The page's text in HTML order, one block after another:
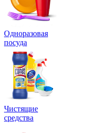
Одноразовая
посуда
Чистящие
средства